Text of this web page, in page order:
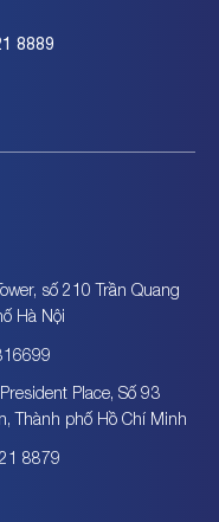
8889
số 210 Trần Quang
Hà Nội
Place, Số 93
Thành phố Hồ Chí Minh
8879